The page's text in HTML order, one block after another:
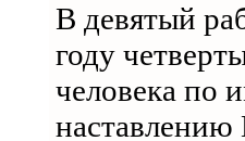
В девятый
году
человека по
наставлению